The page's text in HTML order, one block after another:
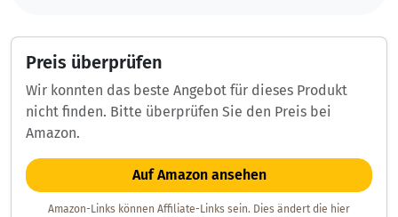
Preis überprüfen
Wir konnten das beste Angebot für dieses Produkt
nicht finden. Bitte überprüfen Sie den Preis bei
Amazon.
Auf Amazon ansehen
Amazon-Links können Affiliate-Links sein. Dies ändert die hier